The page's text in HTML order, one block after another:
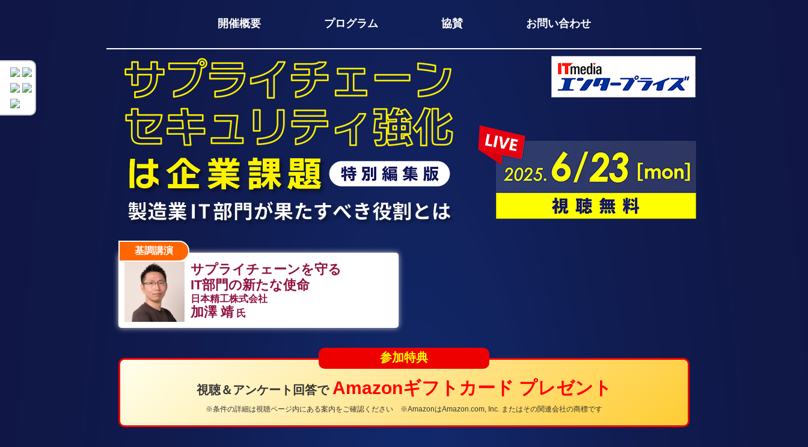
基調講演
サプライチェーンを守る
IT部門の新たな使命
日本精工株式会社
加澤 靖 氏
参加特典
視聴＆アンケート回答で Amazonギフトカード プレゼント
※条件の詳細は視聴ページ内にある案内をご確認ください ※AmazonはAmazon.com, Inc. またはその関連会社の商標です
開催概要 プログラム 協賛 お問い合わせ